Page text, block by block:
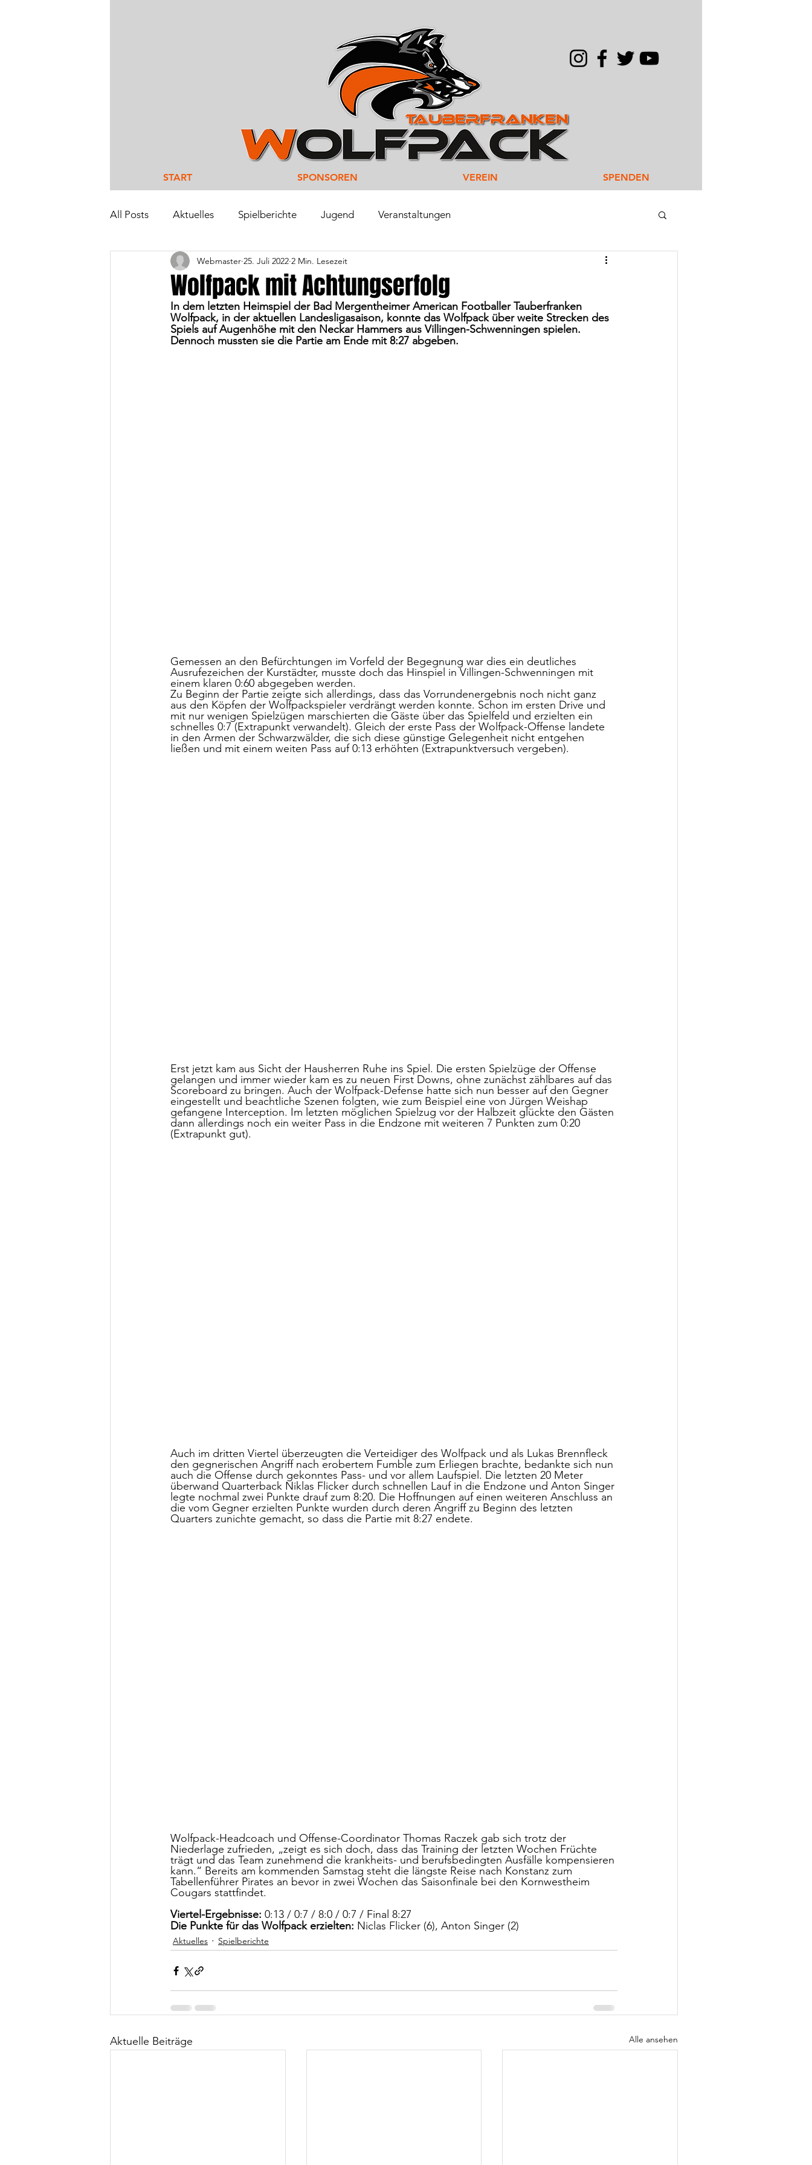
START SPONSOREN VEREIN SPENDEN
All Posts Aktuelles Spielberichte Jugend Veranstaltungen
Wolfpack mit Achtungserfolg
Webmaster 25. Juli 2022 2 Min. Lesezeit
In dem letzten Heimspiel der Bad Mergentheimer American Footballer Tauberfranken
Wolfpack, in der aktuellen Landesligasaison, konnte das Wolfpack über weite Strecken des
Spiels auf Augenhöhe mit den Neckar Hammers aus Villingen-Schwenningen spielen.
Dennoch mussten sie die Partie am Ende mit 8:27 abgeben.
Gemessen an den Befürchtungen im Vorfeld der Begegnung war dies ein deutliches
Ausrufezeichen der Kurstädter, musste doch das Hinspiel in Villingen-Schwenningen mit
einem klaren 0:60 abgegeben werden.
Zu Beginn der Partie zeigte sich allerdings, dass das Vorrundenergebnis noch nicht ganz
aus den Köpfen der Wolfpackspieler verdrängt werden konnte. Schon im ersten Drive und
mit nur wenigen Spielzügen marschierten die Gäste über das Spielfeld und erzielten ein
schnelles 0:7 (Extrapunkt verwandelt). Gleich der erste Pass der Wolfpack-Offense landete
in den Armen der Schwarzwälder, die sich diese günstige Gelegenheit nicht entgehen
ließen und mit einem weiten Pass auf 0:13 erhöhten (Extrapunktversuch vergeben).
Erst jetzt kam aus Sicht der Hausherren Ruhe ins Spiel. Die ersten Spielzüge der Offense
gelangen und immer wieder kam es zu neuen First Downs, ohne zunächst zählbares auf das
Scoreboard zu bringen. Auch der Wolfpack-Defense hatte sich nun besser auf den Gegner
eingestellt und beachtliche Szenen folgten, wie zum Beispiel eine von Jürgen Weishap
gefangene Interception. Im letzten möglichen Spielzug vor der Halbzeit glückte den Gästen
dann allerdings noch ein weiter Pass in die Endzone mit weiteren 7 Punkten zum 0:20
(Extrapunkt gut).
Auch im dritten Viertel überzeugten die Verteidiger des Wolfpack und als Lukas Brennfleck
den gegnerischen Angriff nach erobertem Fumble zum Erliegen brachte, bedankte sich nun
auch die Offense durch gekonntes Pass- und vor allem Laufspiel. Die letzten 20 Meter
überwand Quarterback Niklas Flicker durch schnellen Lauf in die Endzone und Anton Singer
legte nochmal zwei Punkte drauf zum 8:20. Die Hoffnungen auf einen weiteren Anschluss an
die vom Gegner erzielten Punkte wurden durch deren Angriff zu Beginn des letzten
Quarters zunichte gemacht, so dass die Partie mit 8:27 endete.
Wolfpack-Headcoach und Offense-Coordinator Thomas Raczek gab sich trotz der
Niederlage zufrieden, „zeigt es sich doch, dass das Training der letzten Wochen Früchte
trägt und das Team zunehmend die krankheits- und berufsbedingten Ausfälle kompensieren
kann.“ Bereits am kommenden Samstag steht die längste Reise nach Konstanz zum
Tabellenführer Pirates an bevor in zwei Wochen das Saisonfinale bei den Kornwestheim
Cougars stattfindet.
Viertel-Ergebnisse: 0:13 / 0:7 / 8:0 / 0:7 / Final 8:27
Die Punkte für das Wolfpack erzielten: Niclas Flicker (6), Anton Singer (2)
Aktuelles Spielberichte
Aktuelle Beiträge Alle ansehen